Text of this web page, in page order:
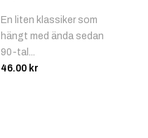
En liten klassiker som
hängt med ända sedan
90-tal...
46.00 kr